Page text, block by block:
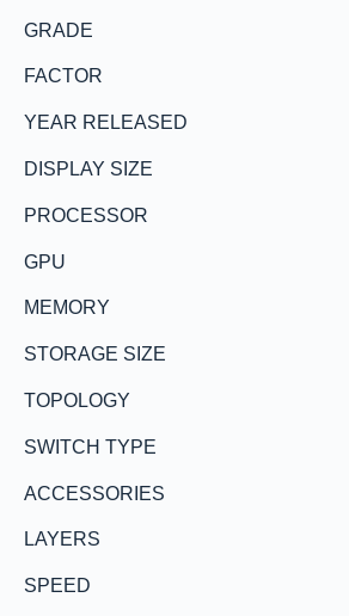
GRADE
FACTOR
YEAR RELEASED
DISPLAY SIZE
PROCESSOR
GPU
MEMORY
STORAGE SIZE
TOPOLOGY
SWITCH TYPE
ACCESSORIES
LAYERS
SPEED